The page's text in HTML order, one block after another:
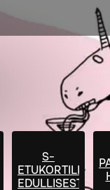
S-
ETUKORTILLA
EDULLISESTI